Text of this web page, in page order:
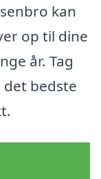
kan
op til dine
år. Tag
bedste